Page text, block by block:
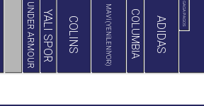
ADIDAS
COLINS COLUMBIA GAGA PAGOS
MAVİ (YENİLENİYOR)
UNDER ARMOURYALI SPOR